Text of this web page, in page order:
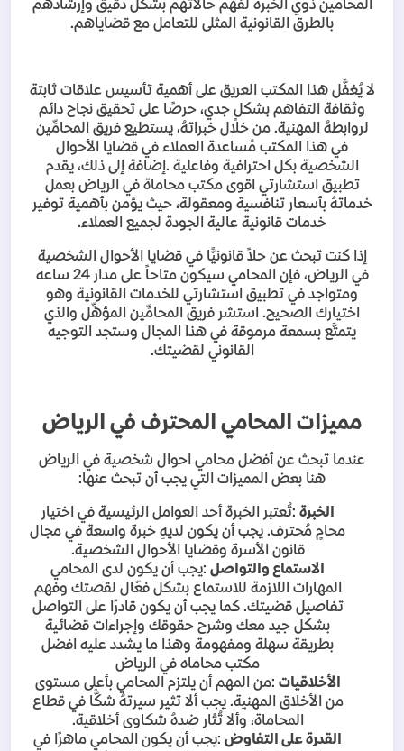
المحامين ذوي الخبرة لفهم حالاتهم بشكل دقيق وإرشادهم
بالطرق القانونية المثلى للتعامل مع قضاياهم.
لا يُغفَّل هذا المكتب العريق على أهمية تأسيس علاقات ثابتة
وثقافة التفاهم بشكلٍ جدي، حرصًا على تحقيق نجاح دائم
لروابطهُ المهنية. من خلال خبراتهُ، يستطيع فريق المحامِّین
في هذا المكتب مُساعدة العملاء في قضايا الأحوال
الشخصية بكل احترافية وفاعلية .إضافة إلى ذلك، يقدم
تطبيق استشارتي اقوى مكتب محاماة في الرياض بعمل
خدماتهُ بأسعار تنافسية ومعقولة، حيث يؤمن بأهمية توفير
خدمات قانونية عالية الجودة لجميع العملاء.
إذا كنت تبحث عن حلاً قانونيًّا في قضايا الأحوال الشخصية
في الرياض، فإن المحامي سيكون متاحاً على مدار 24 ساعه
ومتواجد في تطبيق استشارتي للخدمات القانونية وهو
اختيارك الصحيح. استشر فريق المحامِّین المؤهِّل والذي
يتمتَّع بسمعة مرموقة في هذا المجال وستجد التوجيه
القانوني لقضيتك.
مميزات المحامي المحترف في الرياض
عندما تبحث عن أفضل محامي احوال شخصية في الرياض
هنا بعض المميزات التي يجب أن تبحث عنها:
الخبرة :تُعتبر الخبرة أحد العوامل الرئيسية في اختيار
محامٍ مُحترف. يجب أن يكون لديهِ خبرة واسعة في مجال
قانون الأسرة وقضايا الأحوال الشخصية.
الاستماع والتواصل :يجب أن يكون لدى المحامي
المهارات اللازمة للاستماع بشكل فعّال لقصتك وفهم
تفاصيل قضيتك. كما يجب أن يكون قادرًا على التواصل
بشكل جيد معك وشرح حقوقك وإجراءات قضائية
بطريقة سهلة ومفهومة وهذا ما يشدد عليه افضل
مكتب محاماه في الرياض
الأخلاقيات :من المهم أن يلتزم المحامي بأعلى مستوى
من الأخلاق المهنية. يجب ألا تثير سيرتهُ شكًّا في قطاع
المحاماة، وألا تُثَار ضدهُ شكاوى أخلاقية.
القدرة على التفاوض :يجب أن يكون المحامي ماهرًا في